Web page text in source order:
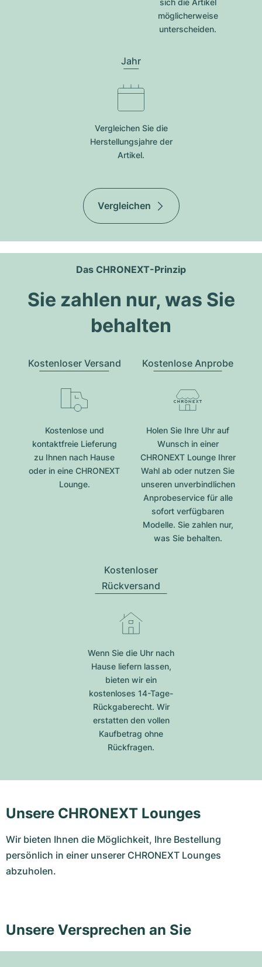
sich die Artikel
möglicherweise
unterscheiden.
Jahr
Vergleichen Sie die
Herstellungsjahre der
Artikel.
Vergleichen
Das CHRONEXT-Prinzip
Sie zahlen nur, was Sie
behalten
Kostenloser Versand
Kostenlose und
kontaktfreie Lieferung
zu Ihnen nach Hause
oder in eine CHRONEXT
Lounge.
Kostenlose Anprobe
Holen Sie Ihre Uhr auf
Wunsch in einer
CHRONEXT Lounge Ihrer
Wahl ab oder nutzen Sie
unseren unverbindlichen
Anprobeservice für alle
sofort verfügbaren
Modelle. Sie zahlen nur,
was Sie behalten.
Kostenloser
Rückversand
Wenn Sie die Uhr nach
Hause liefern lassen,
bieten wir ein
kostenloses 14-Tage-
Rückgaberecht. Wir
erstatten den vollen
Kaufbetrag ohne
Rückfragen.
Unsere CHRONEXT Lounges
Wir bieten Ihnen die Möglichkeit, Ihre Bestellung
persönlich in einer unserer CHRONEXT Lounges
abzuholen.
Unsere Versprechen an Sie